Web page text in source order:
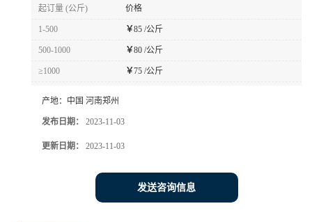
起订量 (公斤) 价格
1-500 ￥85 /公斤
500-1000 ￥80 /公斤
≥1000 ￥75 /公斤
产地： 中国 河南郑州
发布日期： 2023-11-03
更新日期： 2023-11-03
发送咨询信息